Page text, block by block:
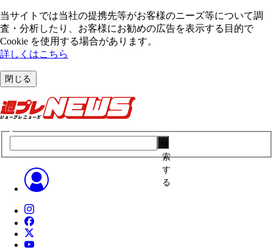
当サイトでは当社の提携先等がお客様のニーズ等について調
査・分析したり、お客様にお勧めの広告を表⽰する⽬的で
Cookie を使⽤する場合があります。
詳しくはこちら
閉じる
索
す
る